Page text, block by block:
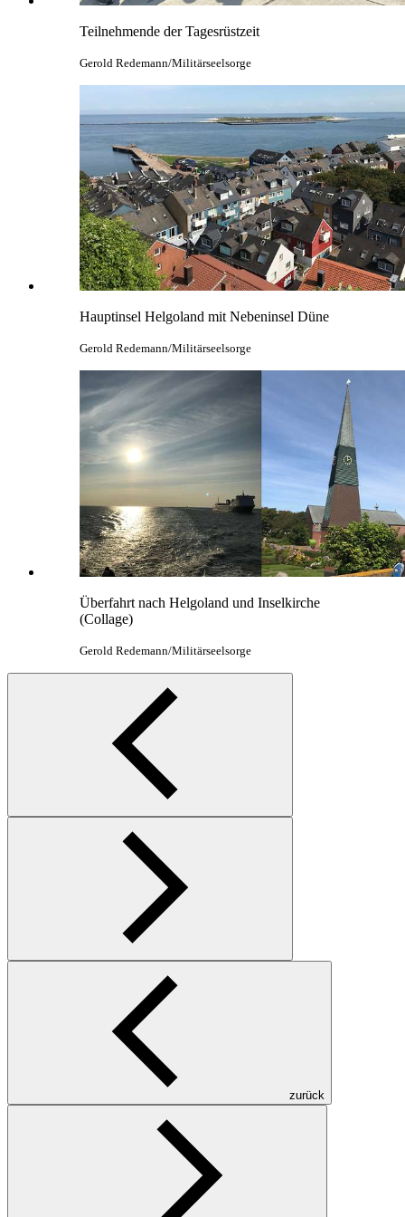
Teilnehmende der Tagesrüstzeit
Gerold Redemann/Militärseelsorge
Hauptinsel Helgoland mit Nebeninsel Düne
Gerold Redemann/Militärseelsorge
Überfahrt nach Helgoland und Inselkirche
(Collage)
Gerold Redemann/Militärseelsorge
zurück